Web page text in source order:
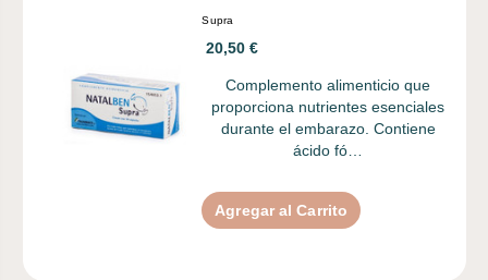
Supra
20,50 €
Complemento alimenticio que
proporciona nutrientes esenciales
durante el embarazo. Contiene
ácido fó…
Agregar al Carrito